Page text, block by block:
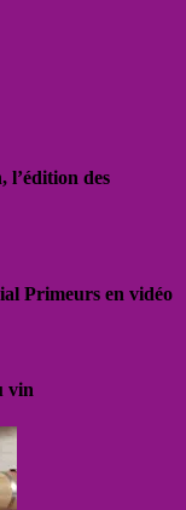
l’édition des
Primeurs en vidéo
vin